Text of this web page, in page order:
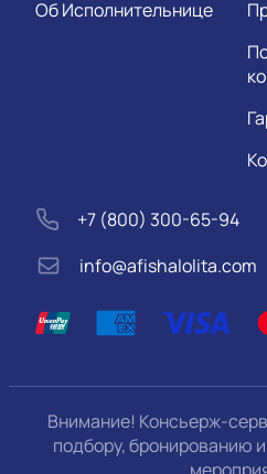
Об Исполнительнице
+7 (800) 300-65-94
info@afishalolita.com
Внимание! Консьерж-
подбору, бронированию